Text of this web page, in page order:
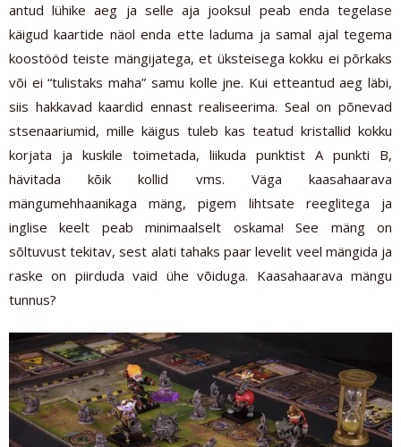
antud lühike aeg ja selle aja jooksul peab enda tegelase
käigud kaartide näol enda ette laduma ja samal ajal tegema
koostööd teiste mängijatega, et üksteisega kokku ei põrkaks
või ei “tulistaks maha” samu kolle jne. Kui etteantud aeg läbi,
siis hakkavad kaardid ennast realiseerima. Seal on põnevad
stsenaariumid, mille käigus tuleb kas teatud kristallid kokku
korjata ja kuskile toimetada, liikuda punktist A punkti B,
hävitada kõik kollid vms. Väga kaasahaarava
mängumehhaanikaga mäng, pigem lihtsate reeglitega ja
inglise keelt peab minimaalselt oskama! See mäng on
sõltuvust tekitav, sest alati tahaks paar levelit veel mängida ja
raske on piirduda vaid ühe võiduga. Kaasahaarava mängu
tunnus?